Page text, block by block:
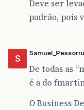
Deve ser
padrão, pois
S
De todas as
é a do
O Business